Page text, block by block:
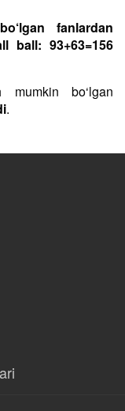
fanlardan
ball: 93+63=156
mumkin bo‘lgan
.